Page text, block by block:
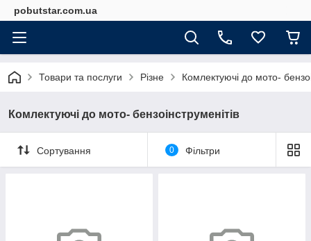
pobutstar.com.ua
Товари та послуги Різне Комлектуючі до мото-
Комлектуючі до мото- бензоінструменітів
Сортування 0 Фільтри